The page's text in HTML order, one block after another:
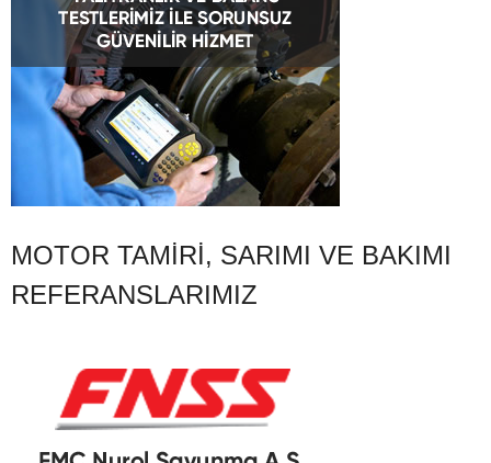
MOTOR TAMIRI, SARIMI VE BAKIMI
REFERANSLARIMIZ